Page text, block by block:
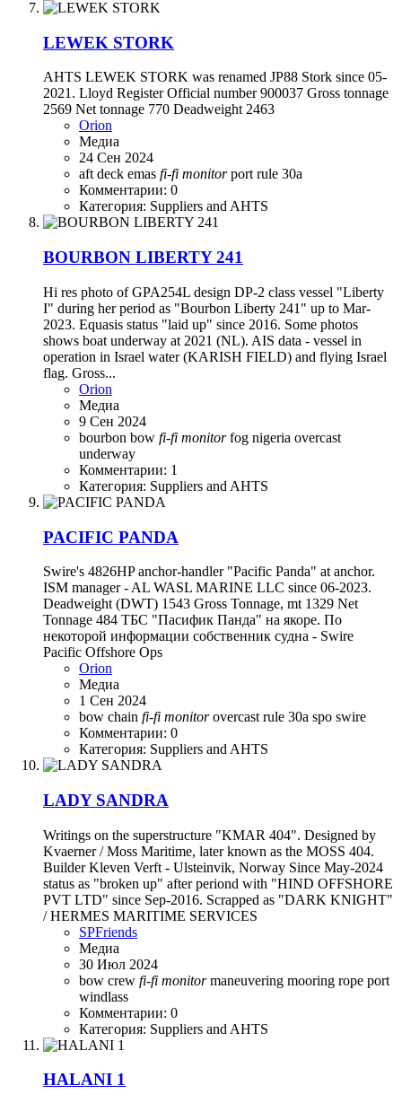
LEWEK STORK
AHTS LEWEK STORK was renamed JP88 Stork since 05-
2021. Lloyd Register Official number 900037 Gross tonnage
2569 Net tonnage 770 Deadweight 2463
Orion
Медиа
24 Сен 2024
aft deck emas fi-fi monitor port rule 30a
Комментарии: 0
Категория: Suppliers and AHTS
BOURBON LIBERTY 241
Hi res photo of GPA254L design DP-2 class vessel "Liberty
I" during her period as "Bourbon Liberty 241" up to Mar-
2023. Equasis status "laid up" since 2016. Some photos
shows boat underway at 2021 (NL). AIS data - vessel in
operation in Israel water (KARISH FIELD) and flying Israel
flag. Gross...
Orion
Медиа
9 Сен 2024
bourbon bow fi-fi monitor fog nigeria overcast
underway
Комментарии: 1
Категория: Suppliers and AHTS
PACIFIC PANDA
Swire's 4826HP anchor-handler "Pacific Panda" at anсhor.
ISM manager - AL WASL MARINE LLC since 06-2023.
Deadweight (DWT) 1543 Gross Tonnage, mt 1329 Net
Tonnage 484 ТБС "Пасифик Панда" на якоре. По
некоторой информации собственник судна - Swire
Pacific Offshore Ops
Orion
Медиа
1 Сен 2024
bow chain fi-fi monitor overcast rule 30a spo swire
Комментарии: 0
Категория: Suppliers and AHTS
LADY SANDRA
Writings on the superstructure "KMAR 404". Designed by
Kvaerner / Moss Maritime, later known as the MOSS 404.
Builder Kleven Verft - Ulsteinvik, Norway Since May-2024
status as "broken up" after periond with "HIND OFFSHORE
PVT LTD" since Sep-2016. Scrapped as "DARK KNIGHT"
/ HERMES MARITIME SERVICES
SPFriends
Медиа
30 Июл 2024
bow crew fi-fi monitor maneuvering mooring rope port
windlass
Комментарии: 0
Категория: Suppliers and AHTS
HALANI 1